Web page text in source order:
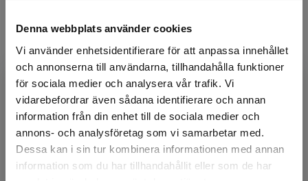
Denna webbplats använder cookies
Vi använder enhetsidentifierare för att anpassa innehållet
och annonserna till användarna, tillhandahålla funktioner
för sociala medier och analysera vår trafik. Vi
vidarebefordrar även sådana identifierare och annan
information från din enhet till de sociala medier och
annons- och analysföretag som vi samarbetar med.
Dessa kan i sin tur kombinera informationen med annan
information som du har tillhandahållit eller som de har
Begränsad fraktregion
Det verkar som att du besöker
Upplaga:
Första
Sidantal:
190
Upphovspersoner